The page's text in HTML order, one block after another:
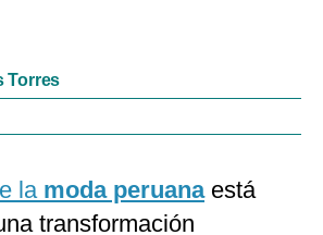
Torres
la moda peruanaestá
transformación